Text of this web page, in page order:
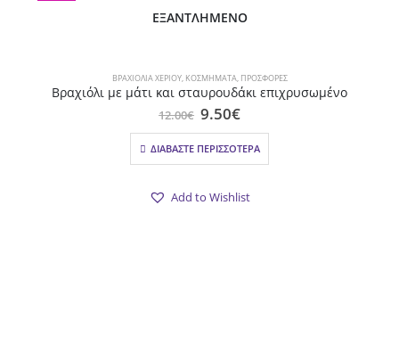
ΕΞΑΝΤΛΗΜΈΝΟ
ΒΡΑΧΙΌΛΙΑ ΧΕΡΙΟΎ, ΚΟΣΜΉΜΑΤΑ, ΠΡΟΣΦΟΡΕΣ
Βραχιόλι με μάτι και σταυρουδάκι επιχρυσωμένο
12.00€ Original
price
was:
12.00€.
9.50€Η
τρέχουσα
τιμή
είναι:
9.50€.
ΔΙΑΒΆΣΤΕ ΠΕΡΙΣΣΌΤΕΡΑ
Add to Wishlist